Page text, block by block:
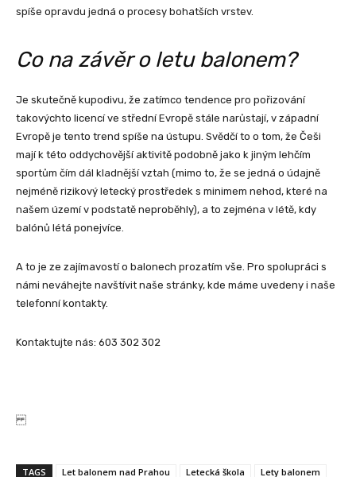
spíše opravdu jedná o procesy bohatších vrstev.
Co na závěr o letu balonem?
Je skutečně kupodivu, že zatímco tendence pro pořizování
takovýchto licencí ve střední Evropě stále narůstají, v západní
Evropě je tento trend spíše na ústupu. Svědčí to o tom, že Češi
mají k této oddychovější aktivitě podobně jako k jiným lehčím
sportům čím dál kladnější vztah (mimo to, že se jedná o údajně
nejméně rizikový letecký prostředek s minimem nehod, které na
našem území v podstatě neproběhly), a to zejména v létě, kdy
balónů létá ponejvíce.
A to je ze zajímavostí o balonech prozatím vše. Pro spolupráci s
námi neváhejte navštívit naše stránky, kde máme uvedeny i naše
telefonní kontakty.
Kontaktujte nás: 603 302 302
TAGS Let balonem nad Prahou Letecká škola Lety balonem